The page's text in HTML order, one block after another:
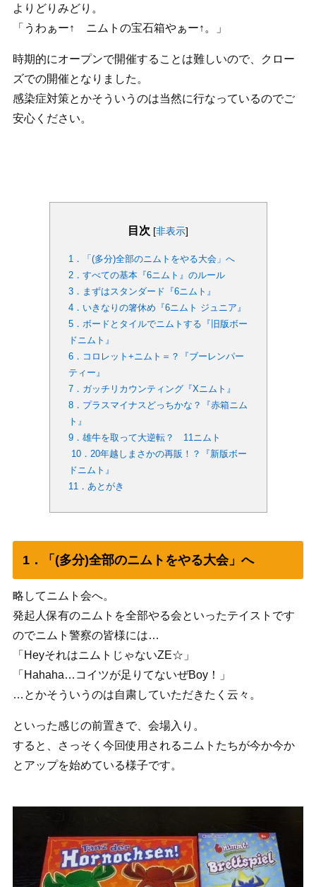
よりどりみどり。
「うわぁー↑ ニムトの宝石箱やぁー↑。」
時期的にオープンで開催することは難しいので、クロー
ズでの開催となりました。
感染症対策とかそういうのは当然に行なっているのでご
安心ください。
目次 [非表示]
1．「(多分)全部のニムトをやる大会」へ
2．すべての基本『6ニムト』のルール
3．まずはスタンダード『6ニムト』
4．いきなりの箸休め『6ニムト ジュニア』
5．ボードとタイルでニムトする『旧版ボー
ドニムト』
6．コロレット+ニムト＝？『ブーレンパー
ティー』
7．ガッチリカウンティング『Xニムト』
8．プラスマイナスどっちかな？『赤箱ニム
ト』
9．雄牛を取って大逆転？ 11ニムト
10．20年越しまさかの再販！？『新版ボー
ドニムト』
11．あとがき
1．「(多分)全部のニムトをやる大会」へ
略してニムト会へ。
発起人保有のニムトを全部やる会といったテイストです
のでニムト警察の皆様には…
「HeyそれはニムトじゃないZE☆」
「Hahaha…コイツが足りてないぜBoy！」
…とかそういうのは自粛していただきたく云々。
といった感じの前置きで、会場入り。
すると、さっそく今回使用されるニムトたちが今か今か
とアップを始めている様子です。